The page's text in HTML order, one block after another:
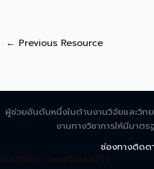
← Previous Resource
ผู้ช่วยอันดับหนึ่งในด้านงานวิจัยและวิ
งานทางวิชาการให้มีมาต
ช่องทางติดต
Youtube: iamthesisTH